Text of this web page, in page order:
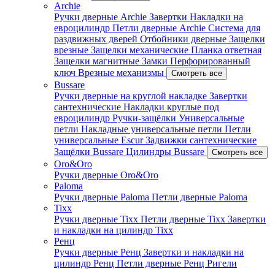
Archie
Ручки дверные Archie Завертки Накладки на
евроцилиндр Петли дверные Archie Система для
раздвижных дверей Отбойники дверные Защелки
врезные Защелки механические Планка ответная
Защелки магнитные Замки Перфорированный
ключ Врезные механизмы Смотреть все
Bussare
Ручки дверные на круглой накладке Завертки
сантехнические Накладки круглые под
евроцилиндр Ручки-защёлки Универсальные
петли Накладные универсальные петли Петли
универсальные EscurЗадвижки сантехнические
Защёлки Bussare Цилиндры Bussare Смотреть все
Oro&Oro
Ручки дверные Oro&Oro
Paloma
Ручки дверные Paloma Петли дверные Paloma
Tixx
Ручки дверные Tixx Петли дверные Tixx Завертки
и накладки на цилиндр Tixx
Ренц
Ручки дверные Ренц Завертки и накладки на
цилиндр Ренц Петли дверные Ренц Ригели